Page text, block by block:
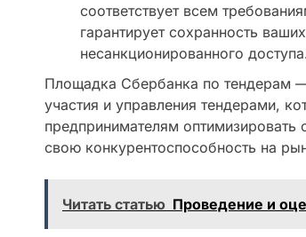
соответствует всем
гарантирует сохранность
несанкционированного
Площадка Сбербанка по тендерам
участия и управления тендерами,
предпринимателям
свою конкурентоспособность на
Читать статью Проведение и